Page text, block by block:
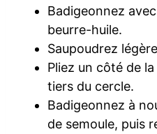
Badigeonnez
beurre-huile.
Saupoudrez
Pliez un côté de
tiers du cercle.
Badigeonnez à
de semoule, puis